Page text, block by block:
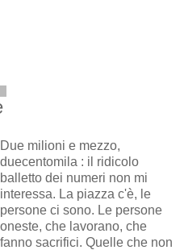
Due milioni e mezzo,
duecentomila : il ridicolo
balletto dei numeri non mi
interessa. La piazza c'è, le
persone ci sono. Le persone
oneste, che lavorano, che
fanno sacrifici. Quelle che non